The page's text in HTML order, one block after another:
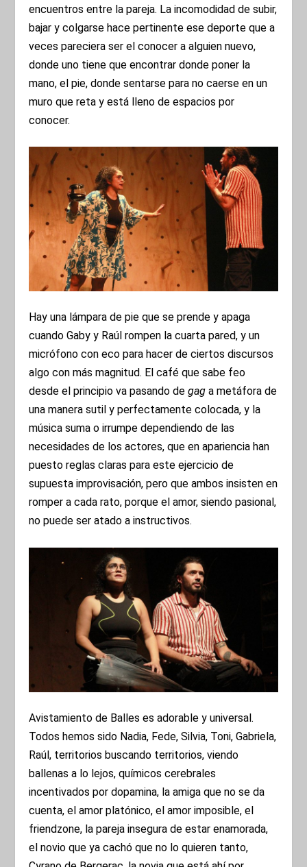
encuentros entre la pareja. La incomodidad de subir,
bajar y colgarse hace pertinente ese deporte que a
veces pareciera ser el conocer a alguien nuevo,
donde uno tiene que encontrar donde poner la
mano, el pie, donde sentarse para no caerse en un
muro que reta y está lleno de espacios por
conocer.
Hay una lámpara de pie que se prende y apaga
cuando Gaby y Raúl rompen la cuarta pared, y un
micrófono con eco para hacer de ciertos discursos
algo con más magnitud. El café que sabe feo
desde el principio va pasando degaga metáfora de
una manera sutil y perfectamente colocada, y la
música suma o irrumpe dependiendo de las
necesidades de los actores, que en apariencia han
puesto reglas claras para este ejercicio de
supuesta improvisación, pero que ambos insisten en
romper a cada rato, porque el amor, siendo pasional,
no puede ser atado a instructivos.
Avistamiento de Balles es adorable y universal.
Todos hemos sido Nadia, Fede, Silvia, Toni, Gabriela,
Raúl, territorios buscando territorios, viendo
ballenas a lo lejos, químicos cerebrales
incentivados por dopamina, la amiga que no se da
cuenta, el amor platónico, el amor imposible, el
friendzone, la pareja insegura de estar enamorada,
el novio que ya cachó que no lo quieren tanto,